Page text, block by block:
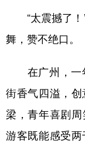
“太震撼了！”
舞，赞不绝口。
在广州，一年
街香气四溢，
梁，青年喜剧
游客既能感受